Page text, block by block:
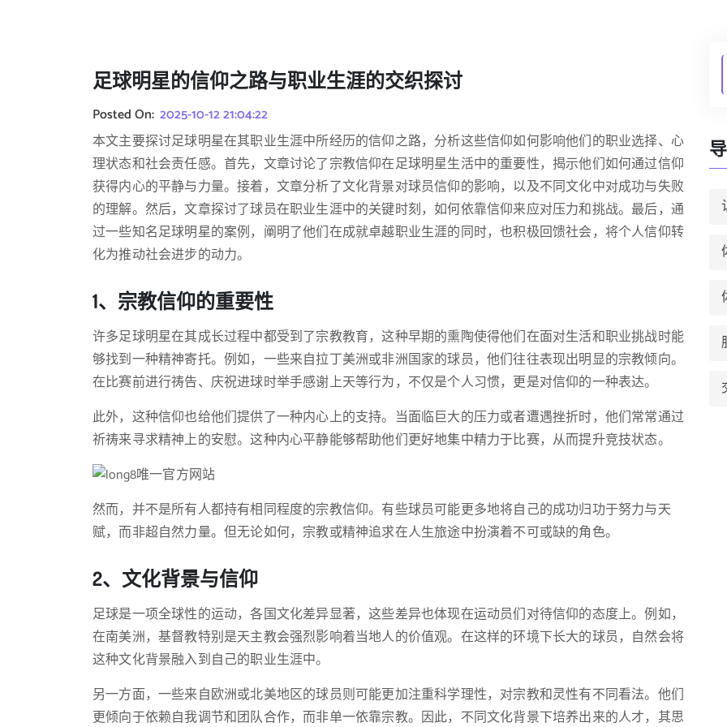
足球明星的信仰之路与职业生涯的交织探讨
Posted On: 2025-10-12 21:04:22
本文主要探讨足球明星在其职业生涯中所经历的信仰之路，分析这些信仰如何影响他们的职业选择、心
理状态和社会责任感。首先，文章讨论了宗教信仰在足球明星生活中的重要性，揭示他们如何通过信仰
获得内心的平静与力量。接着，文章分析了文化背景对球员信仰的影响，以及不同文化中对成功与失败
的理解。然后，文章探讨了球员在职业生涯中的关键时刻，如何依靠信仰来应对压力和挑战。最后，通
过一些知名足球明星的案例，阐明了他们在成就卓越职业生涯的同时，也积极回馈社会，将个人信仰转
化为推动社会进步的动力。
1、宗教信仰的重要性
许多足球明星在其成长过程中都受到了宗教教育，这种早期的熏陶使得他们在面对生活和职业挑战时能
够找到一种精神寄托。例如，一些来自拉丁美洲或非洲国家的球员，他们往往表现出明显的宗教倾向。
在比赛前进行祷告、庆祝进球时举手感谢上天等行为，不仅是个人习惯，更是对信仰的一种表达。
此外，这种信仰也给他们提供了一种内心上的支持。当面临巨大的压力或者遭遇挫折时，他们常常通过
祈祷来寻求精神上的安慰。这种内心平静能够帮助他们更好地集中精力于比赛，从而提升竞技状态。
然而，并不是所有人都持有相同程度的宗教信仰。有些球员可能更多地将自己的成功归功于努力与天
赋，而非超自然力量。但无论如何，宗教或精神追求在人生旅途中扮演着不可或缺的角色。
2、文化背景与信仰
足球是一项全球性的运动，各国文化差异显著，这些差异也体现在运动员们对待信仰的态度上。例如，
在南美洲，基督教特别是天主教会强烈影响着当地人的价值观。在这样的环境下长大的球员，自然会将
这种文化背景融入到自己的职业生涯中。
另一方面，一些来自欧洲或北美地区的球员则可能更加注重科学理性，对宗教和灵性有不同看法。他们
更倾向于依赖自我调节和团队合作，而非单一依靠宗教。因此，不同文化背景下培养出来的人才，其思